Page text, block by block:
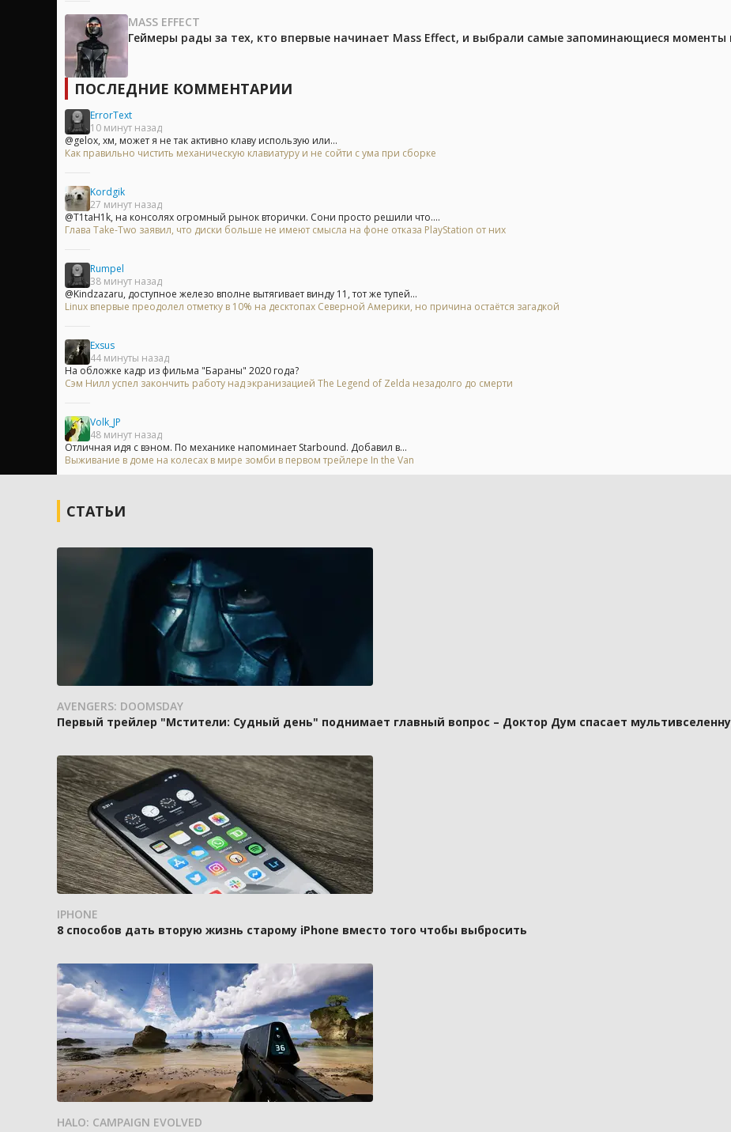
MASS EFFECT
Геймеры рады за тех, кто впервые начинает Mass Effect, и выбрали самые запоминающиеся моменты
ПОСЛЕДНИЕ КОММЕНТАРИИ
ErrorText
10 минут назад
@gelox, хм, может я не так активно клаву использую или...
Как правильно чистить механическую клавиатуру и не сойти с ума при сборке
Kordgik
27 минут назад
@T1taH1k, на консолях огромный рынок вторички. Сони просто решили что....
Глава Take-Two заявил, что диски больше не имеют смысла на фоне отказа PlayStation от них
Rumpel
38 минут назад
@Kindzazaru, доступное железо вполне вытягивает винду 11, тот же тупей...
Linux впервые преодолел отметку в 10% на десктопах Северной Америки, но причина остаётся загадкой
Exsus
44 минуты назад
На обложке кадр из фильма "Бараны" 2020 года?
Сэм Нилл успел закончить работу над экранизацией The Legend of Zelda незадолго до смерти
Volk_JP
48 минут назад
Отличная идя с вэном. По механике напоминает Starbound. Добавил в...
Выживание в доме на колесах в мире зомби в первом трейлере In the Van
СТАТЬИ
AVENGERS: DOOMSDAY
Первый трейлер "Мстители: Судный день" поднимает главный вопрос – Доктор Дум спасает
IPHONE
8 способов дать вторую жизнь старому iPhone вместо того чтобы выбросить
HALO: CAMPAIGN EVOLVED